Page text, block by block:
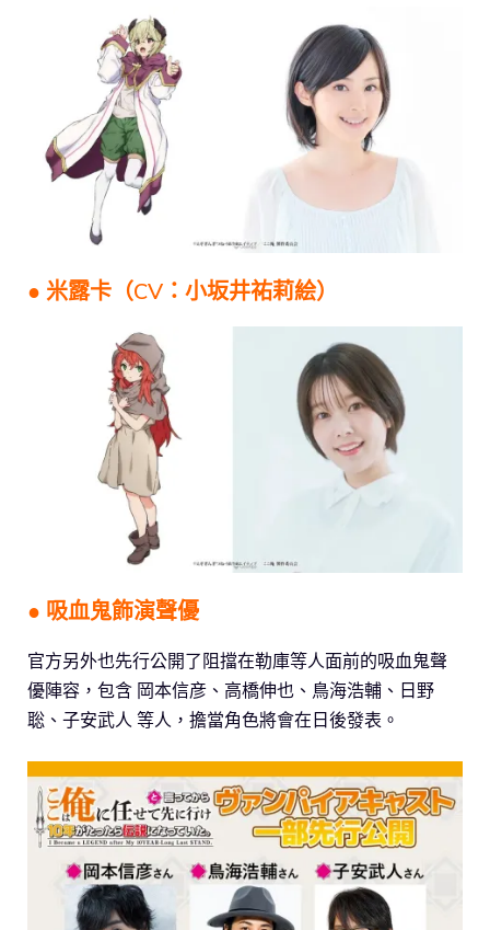
● 米露卡（CV：小坂井祐莉絵）
● 吸血鬼飾演聲優
官方另外也先行公開了阻擋在勒庫等人面前的吸血鬼聲
優陣容，包含 岡本信彦、高橋伸也、鳥海浩輔、日野
聡、子安武人 等人，擔當角色將會在日後發表。